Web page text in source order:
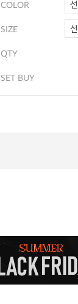
COLOR
SIZE
QTY
SET BUY